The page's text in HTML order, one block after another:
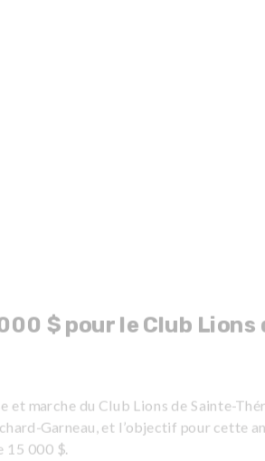
$ pour le Club Lions
et marche du Club Lions de Sainte-
Garneau, et l’objectif pour cette
15 000 $.